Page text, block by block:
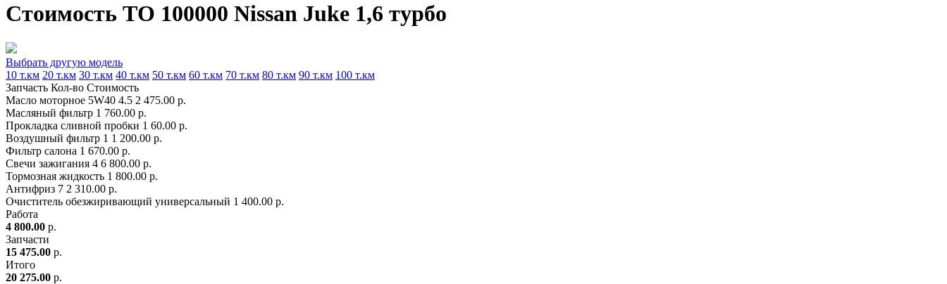
Стоимость ТО 100000 Nissan Juke 1,6 турбо
Выбрать другую модель
10 т.км 20 т.км 30 т.км 40 т.км 50 т.км 60 т.км 70 т.км 80 т.км 90 т.км 100 т.км
Запчасть Кол-во Стоимость
Масло моторное 5W40 4.5 2 475.00 р.
Масляный фильтр 1 760.00 р.
Прокладка сливной пробки 1 60.00 р.
Воздушный фильтр 1 1 200.00 р.
Фильтр салона 1 670.00 р.
Свечи зажигания 4 6 800.00 р.
Тормозная жидкость 1 800.00 р.
Антифриз 7 2 310.00 р.
Очиститель обезжиривающий универсальный 1 400.00 р.
Работа
4 800.00 р.
Запчасти
15 475.00 р.
Итого
20 275.00 р.